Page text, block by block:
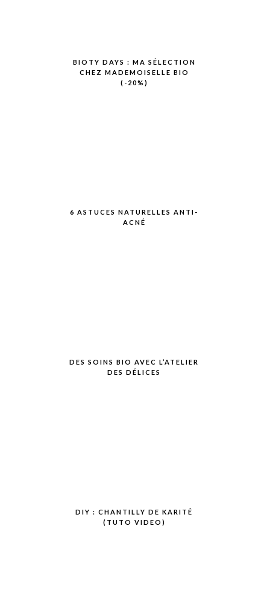
BIOTY DAYS : MA SÉLECTION
CHEZ MADEMOISELLE BIO
(-20%)
6 ASTUCES NATURELLES ANTI-
ACNÉ
DES SOINS BIO AVEC L’ATELIER
DES DÉLICES
DIY : CHANTILLY DE KARITÉ
(TUTO VIDEO)